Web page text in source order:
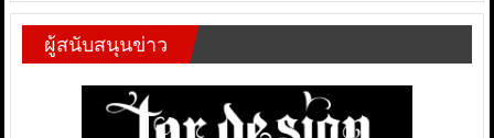
ผู้สนับสนุนข่าว